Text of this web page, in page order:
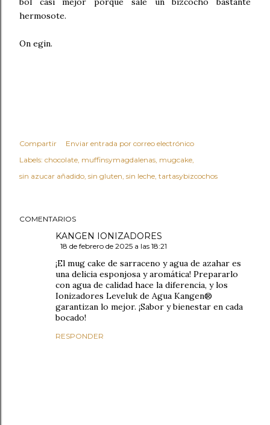
hermosote.
On egin.
Compartir
Enviar entrada por correo electrónico
Labels: chocolate muffinsymagdalenas mugcake
sin azucar añadido sin gluten sin leche tartasybizcochos
COMENTARIOS
KANGEN IONIZADORES
18 de febrero de 2025 a las 18:21
¡El mug cake de sarraceno y agua de azahar es
una delicia esponjosa y aromática! Prepararlo
con agua de calidad hace la diferencia, y los
Ionizadores Leveluk de Agua Kangen®
garantizan lo mejor. ¡Sabor y bienestar en cada
bocado!
RESPONDER